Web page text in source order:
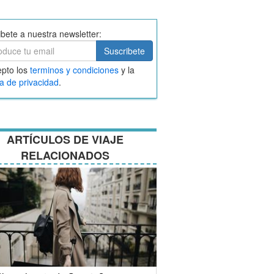
a nuestra newsletter:
Suscribete
los terminos y condiciones y la
de privacidad.
ARTÍCULOS DE VIAJE
RELACIONADOS